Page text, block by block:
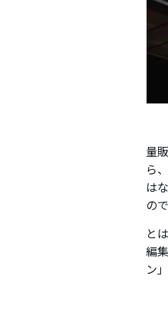
量
ら
は
ので
と
編
ン